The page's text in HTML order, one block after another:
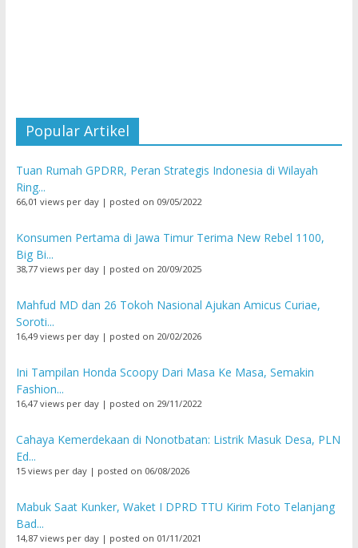
Popular Artikel
Tuan Rumah GPDRR, Peran Strategis Indonesia di Wilayah
Ring...
66,01 views per day| posted on 09/05/2022
Konsumen Pertama di Jawa Timur Terima New Rebel 1100,
Big Bi...
38,77 views per day| posted on 20/09/2025
Mahfud MD dan 26 Tokoh Nasional Ajukan Amicus Curiae,
Soroti...
16,49 views per day| posted on 20/02/2026
Ini Tampilan Honda Scoopy Dari Masa Ke Masa, Semakin
Fashion...
16,47 views per day| posted on 29/11/2022
Cahaya Kemerdekaan di Nonotbatan: Listrik Masuk Desa, PLN
Ed...
15 views per day| posted on 06/08/2026
Mabuk Saat Kunker, Waket I DPRD TTU Kirim Foto Telanjang
Bad...
14,87 views per day| posted on 01/11/2021